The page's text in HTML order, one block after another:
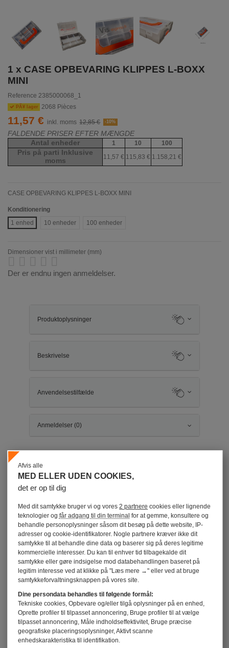
1 x CASE OPBEVARING KLIPPES L-BOXX
MINI
Reference 2385000068_1
PÃ¥ lager 2068 Pièces
11,57 € inkl. moms 12,85 € -10%
FALDENDE PRISER EFTER MÆNGDE
Antal enheder 1 10 100
Pris på parti Inklusive
moms
11,57 € 115,83 € 1.158,21 €
CASE OPBEVARING KLIPPES L-BOXX MINI
Konditionering
1 enhed
10 enheder 100 enheder
Dimensioner vist i millimeter (mm)
Der er endnu ingen anmeldelser.
Produktoplysninger
Beskrivelse
Anvendelsestilfælde
Anmeldelser (0)
Kunder, der købte denne vare, købte også
Vis m-hastighed hoved Pan hoved
T25 M5X12 Fuld trÃ¥d Rustfrit stål
A2
1,85 €inkl. moms
Vis m-hastighed Rustfrit stål A2
Fatningshoved Sekskantet fatning
2 M3X16 Fuld trÃ¥d...
MED ELLER UDEN COOKIES,
det er op til dig
Afvis alle
Med dit samtykke bruger vi og vores2 partnere cookies eller lignende
teknologier ogfår adgang til din terminal for at gemme, konsultere og
behandle personoplysninger såsom dit besøg på dette website, IP-
adresser og cookie-identifikatorer. Nogle partnere kræver ikke dit
samtykke til at behandle dine data og baserer sig på deres legitime
kommercielle interesser. Du kan til enhver tid tilbagekalde dit
samtykke eller gøre indsigelse mod databehandlingen baseret på
legitim interesse ved at klikke på "Læs mere →" eller ved at bruge
samtykkeforvaltningsknappen på vores site.
Dine persondata behandles til følgende formål:
Tekniske cookies, Opbevare og/eller tilgå oplysninger på en enhed,
Oprette profiler til tilpasset annoncering, Bruge profiler til at vælge
tilpasset annoncering, Måle indholdseffektivitet, Bruge præcise
geografiske placeringsoplysninger, Aktivt scanne
enhedskarakteristika til identifikation.